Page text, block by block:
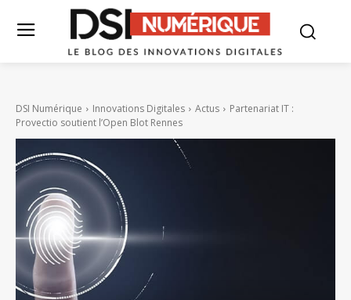
DSI Numérique Innovations Digitales Actus
Partenariat IT :
Provectio soutient l’Open Blot Rennes